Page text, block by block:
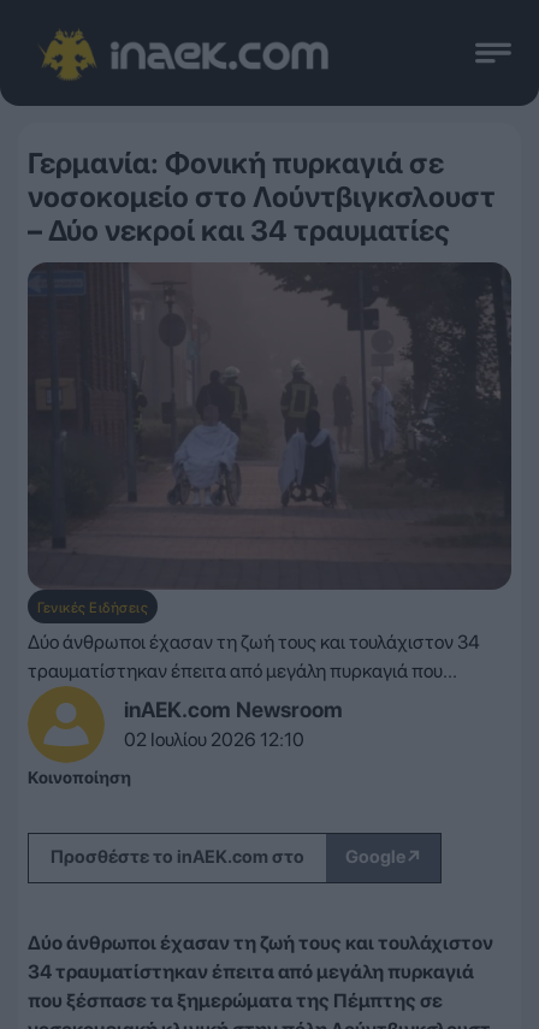
Γερμανία: Φονική πυρκαγιά σε
νοσοκομείο στο Λούντβιγκσλουστ
– Δύο νεκροί και 34 τραυματίες
Γενικές Ειδήσεις
inAEK.com Newsroom
02 Ιουλίου 2026 12:10
Δύο άνθρωποι έχασαν τη ζωή τους και τουλάχιστον 34
τραυματίστηκαν έπειτα από μεγάλη πυρκαγιά που...
Κοινοποίηση
Προσθέστε το inAEK.com στο Google↗
Δύο άνθρωποι έχασαν τη ζωή τους και τουλάχιστον
34 τραυματίστηκαν έπειτα από μεγάλη πυρκαγιά
που ξέσπασε τα ξημερώματα της Πέμπτης σε